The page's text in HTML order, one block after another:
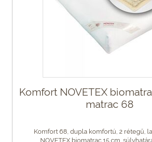
Komfort NOVETEX
matrac 68
Komfort 68, dupla komfortú, 2 rétegű,
NOVETEX biomatrac 15 cm, súlyhatára